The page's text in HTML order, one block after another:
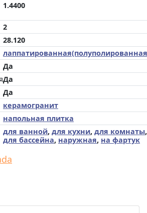
1.4400
2
28.120
Да
Да
Да
керамогранит
напольная плитка
для ванной, для кухни, для комнаты,
для бассейна, наружная, на фартук